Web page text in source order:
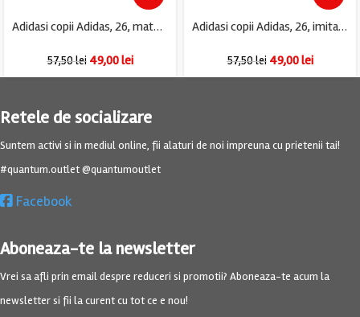
Adidasi copii Adidas, 26, material textil, negru
57,50lei 49,00lei
Adidasi copii Adidas, 26, imitatie de piele, material textil, mov
57,50lei 49,00lei
Retele de socializare
Suntem activi si in mediul online, fii alaturi de noi impreuna cu prietenii tai!
#quantum.outlet @quantumoutlet
Facebook
Aboneaza-te la newsletter
Vrei sa afli prin email despre reduceri si promotii? Aboneaza-te acum la
newsletter si fii la curent cu tot ce e nou!